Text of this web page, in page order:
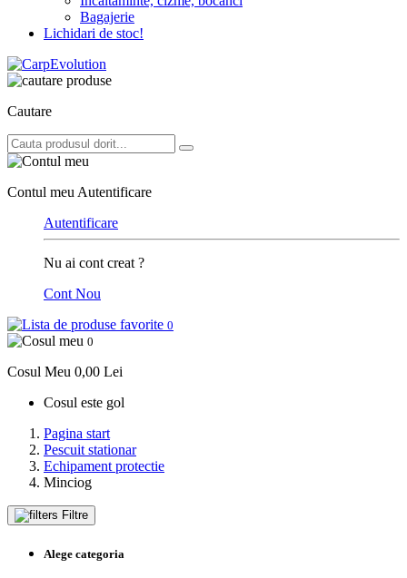
Bagajerie
Lichidari de stoc!
Cautare
Contul meu Autentificare
Autentificare
Nu ai cont creat ?
Cont Nou
0
0
Cosul Meu 0,00 Lei
Cosul este gol
Pagina start
Pescuit stationar
Echipament protectie
Minciog
Filtre
Alege categoria